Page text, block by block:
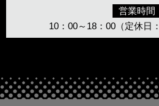
営業時間
10：00～18：00（定休日